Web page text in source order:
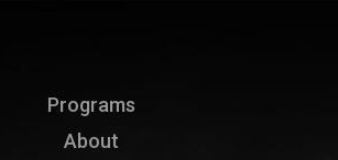
Programs
About